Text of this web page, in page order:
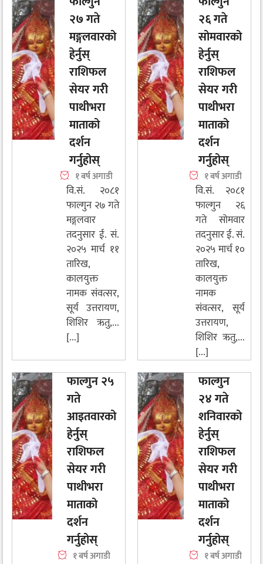
२७ गते
मङ्गलवारको
हेर्नुस्
राशिफल
सेयर गरी
पाथीभरा
माताको
दर्शन
गर्नुहोस्
१ बर्ष अगाडी
वि.सं. २०८१
फाल्गुन २७ गते
मङ्गलवार
तदनुसार ई. सं.
२०२५ मार्च ११
तारिख,
कालयुक्त
नामक संवत्सर,
सूर्य उत्तरायण,
शिशिर ऋतु,...
[...]
२६ गते
सोमवारको
हेर्नुस्
राशिफल
सेयर गरी
पाथीभरा
माताको
दर्शन
गर्नुहोस्
१ बर्ष अगाडी
वि.सं. २०८१
फाल्गुन २६
गते सोमवार
तदनुसार ई. सं.
२०२५ मार्च १०
तारिख,
कालयुक्त
नामक
संवत्सर, सूर्य
उत्तरायण,
शिशिर ऋतु,...
[...]
फाल्गुन २५
गते
आइतवारको
हेर्नुस्
राशिफल
सेयर गरी
पाथीभरा
माताको
दर्शन
गर्नुहोस्
१ बर्ष अगाडी
फाल्गुन
२४ गते
शनिवारको
हेर्नुस्
राशिफल
सेयर गरी
पाथीभरा
माताको
दर्शन
गर्नुहोस्
१ बर्ष अगाडी